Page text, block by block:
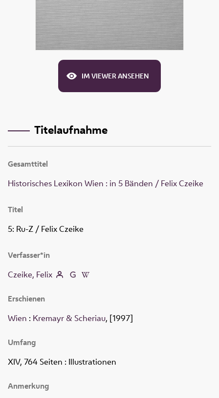
IM VIEWER ANSEHEN
Titelaufnahme
Gesamttitel
Historisches Lexikon Wien : in 5 Bänden / Felix Czeike
Titel
5: Ru-Z / Felix Czeike
Verfasser*in
Czeike, Felix
Erschienen
Wien : Kremayr & Scheriau, [1997]
Umfang
XIV, 764 Seiten : Illustrationen
Anmerkung